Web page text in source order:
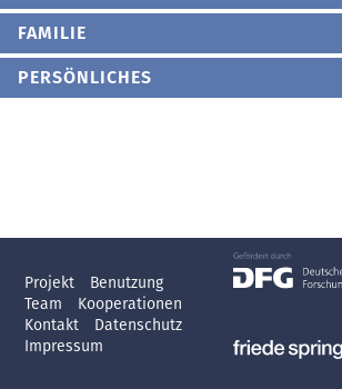
FAMILIE
PERSÖNLICHES
Projekt
Benutzung
Team
Kooperationen
Kontakt
Datenschutz
Impressum